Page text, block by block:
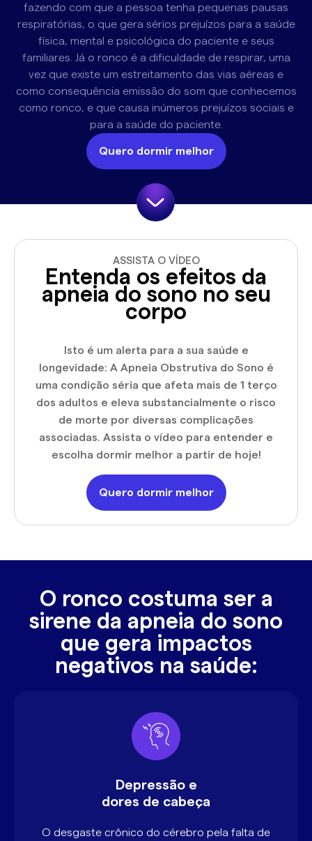
fazendo com que a pessoa tenha pequenas pausas
respiratórias, o que gera sérios prejuízos para a saúde
física, mental e psicológica do paciente e seus
familiares. Já o ronco é a dificuldade de respirar, uma
vez que existe um estreitamento das vias aéreas e
como consequência emissão do som que conhecemos
como ronco, e que causa inúmeros prejuízos sociais e
para a saúde do paciente.
Quero dormir melhor
ASSISTA O VÍDEO
Entenda os efeitos da
apneia do sono no seu
corpo
Isto é um alerta para a sua saúde e
longevidade: A Apneia Obstrutiva do Sono é
uma condição séria que afeta mais de 1 terço
dos adultos e eleva substancialmente o risco
de morte por diversas complicações
associadas. Assista o vídeo para entender e
escolha dormir melhor a partir de hoje!
Quero dormir melhor
O ronco costuma ser a
sirene da apneia do sono
que gera impactos
negativos na saúde:
Depressão e
dores de cabeça
O desgaste crônico do cérebro pela falta de